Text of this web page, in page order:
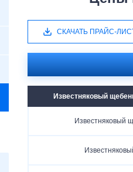
СКАЧАТЬ ПРАЙС-
Известняковый
Известняковый